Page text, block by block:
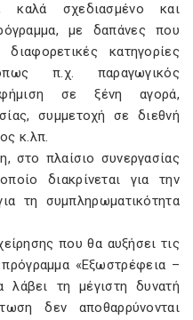
καλά σχεδιασμένο και
με δαπάνες που
κατηγορίες
π.χ. παραγωγικός
σε ξένη αγορά,
συμμετοχή σε διεθνή
κ.λπ.
στο πλαίσιο συνεργασίας
διακρίνεται για την
τη συμπληρωματικότητα
που θα αυξήσει τις
«Εξωστρέφεια –
λάβει τη μέγιστη δυνατή
δεν αποθαρρύνονται